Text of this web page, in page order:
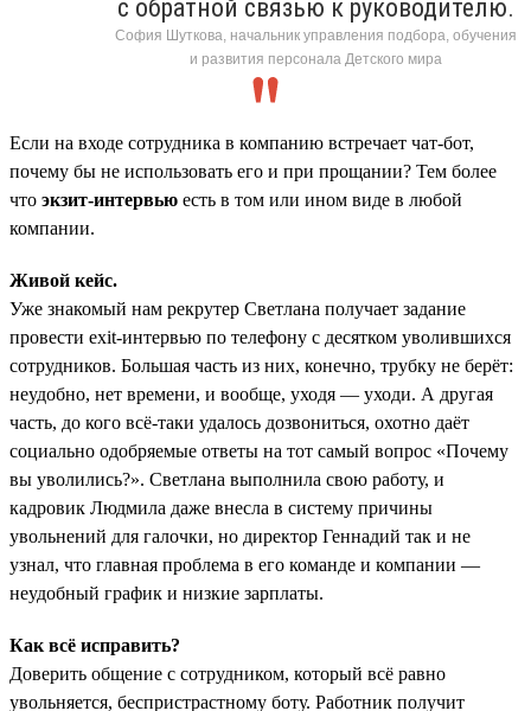
с обратной связью к руководителю.
София Шуткова, начальник управления подбора, обучения
и развития персонала Детского мира
Если на входе сотрудника в компанию встречает чат-бот,
почему бы не использовать его и при прощании? Тем более
что экзит-интервью есть в том или ином виде в любой
компании.
Живой кейс.
Уже знакомый нам рекрутер Светлана получает задание
провести exit-интервью по телефону с десятком уволившихся
сотрудников. Большая часть из них, конечно, трубку не берёт:
неудобно, нет времени, и вообще, уходя — уходи. А другая
часть, до кого всё-таки удалось дозвониться, охотно даёт
социально одобряемые ответы на тот самый вопрос «Почему
вы уволились?». Светлана выполнила свою работу, и
кадровик Людмила даже внесла в систему причины
увольнений для галочки, но директор Геннадий так и не
узнал, что главная проблема в его команде и компании —
неудобный график и низкие зарплаты.
Как всё исправить?
Доверить общение с сотрудником, который всё равно
увольняется, беспристрастному боту. Работник получит